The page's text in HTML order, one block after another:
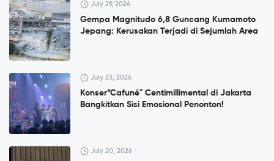
July 29, 2026
Gempa Magnitudo 6,8 Guncang Kumamoto
Jepang: Kerusakan Terjadi di Sejumlah Area
July 23, 2026
Konser”Cafuné" Centimillimental di Jakarta
Bangkitkan Sisi Emosional Penonton!
July 20, 2026